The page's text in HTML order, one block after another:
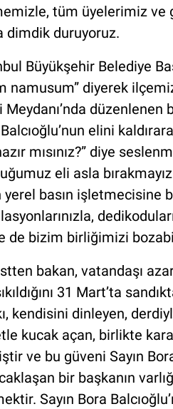
tüm üyelerimiz
dimdik duruyoruz.
Büyükşehir Belediye
namusum” diyerek
düzenlenen
elini
mısınız?” diye
eli asla
basın işletmecisine
de bizim birliğimizi
bakan, vatandaşı
31 Mart’ta
kendisini dinleyen,
kucak açan, birlikte
ve bu güveni Sayın
bir başkanın
Sayın Bora